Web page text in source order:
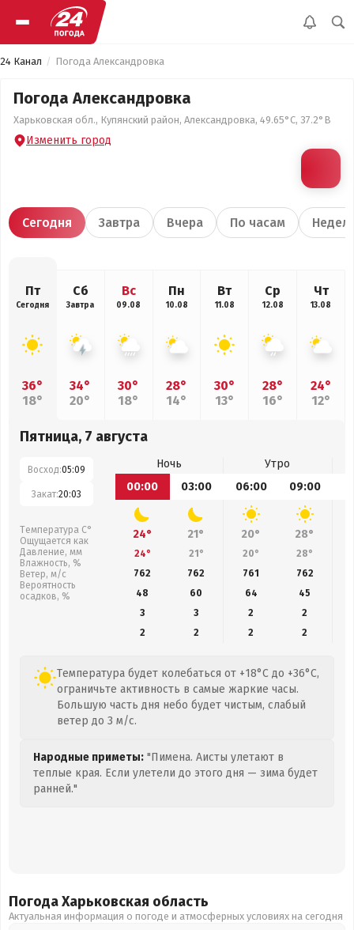
24 Канал Погода Александровка
Погода Александровка
Харьковская обл., Купянский район, Александровка, 49.65°С, 37.2°В
Изменить город
Сегодня Завтра Вчера По часам
Пт
Сегодня
36°
18°
Сб
Завтра
34°
20°
Вс
09.08
30°
18°
Пн
10.08
28°
14°
Вт
11.08
30°
13°
Ср
12.08
28°
16°
Чт
13.08
24°
12°
Пятница, 7 августа
Восход:05:09
Закат:20:03
Температура С°
Ощущается как
Давление, мм
Влажность, %
Ветер, м/с
Вероятность
осадков, %
Ночь
Утро
00:00
03:00 06:00 09:00
24° 21° 20° 28°
24° 21° 20° 28°
762
762 761 762
48
60 64 45
3
3 2
2
2
2 2 2
Температура будет колебаться от +18°C до +36°C,
ограничьте активность в самые жаркие часы.
Большую часть дня небо будет чистым, слабый
ветер до 3 м/с.
Народные приметы: "Пимена. Аисты улетают в
теплые края. Если улетели до этого дня — зима будет
ранней."
Погода Харьковская область
Актуальная информация о погоде и атмосферных условиях на сегодня